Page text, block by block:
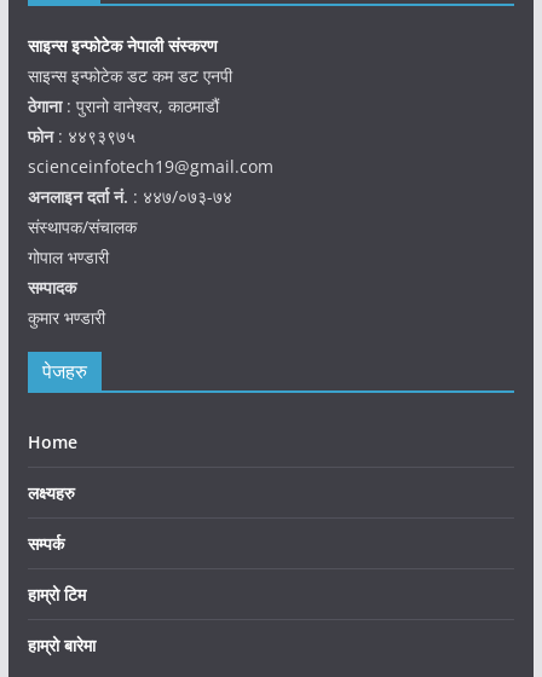
साइन्स इन्फोटेक नेपाली संस्करण
साइन्स इन्फोटेक डट कम डट एनपी
ठेगाना: पुरानो वानेश्वर, काठमाडौं
फोन: ४४९३९७५
scienceinfotech19@gmail.com
अनलाइन दर्ता नं. : ४४७/०७३-७४
संस्थापक/संचालक
गोपाल भण्डारी
सम्पादक
कुमार भण्डारी
पेजहरु
Home
लक्ष्यहरु
सम्पर्क
हाम्रो टिम
हाम्रो बारेमा